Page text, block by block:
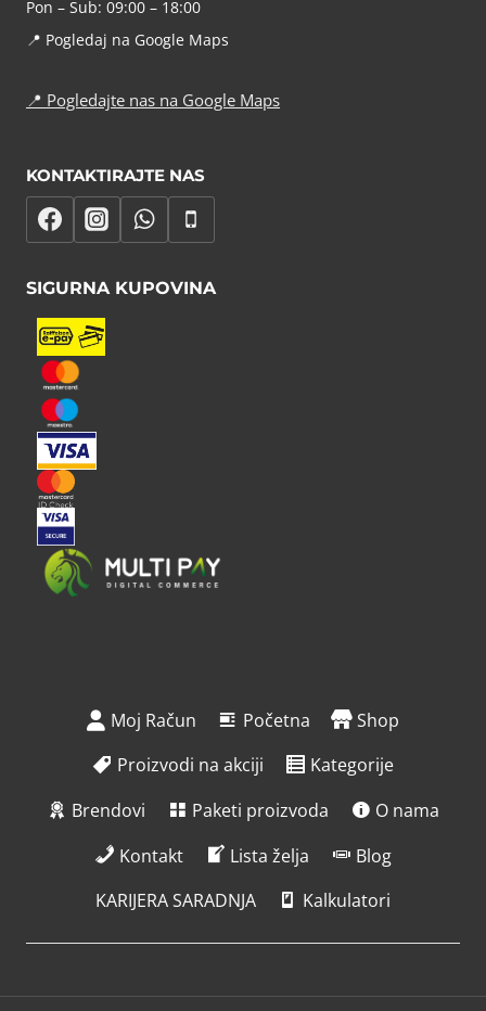
Pon – Sub: 09:00 – 18:00
📍 Pogledaj na Google Maps
📍 Pogledajte nas na Google Maps
KONTAKTIRAJTE NAS
SIGURNA KUPOVINA
Moj Račun Početna
Shop
Proizvodi na akciji
Kategorije
Brendovi
Paketi proizvoda
O nama
Kontakt
Lista želja
Blog
KARIJERA SARADNJA
Kalkulatori